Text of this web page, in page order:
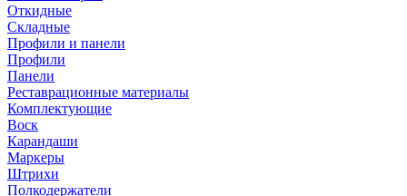
Откидные
Складные
Профили и панели
Профили
Панели
Реставрационные материалы
Комплектующие
Воск
Карандаши
Маркеры
Штрихи
Полкодержатели